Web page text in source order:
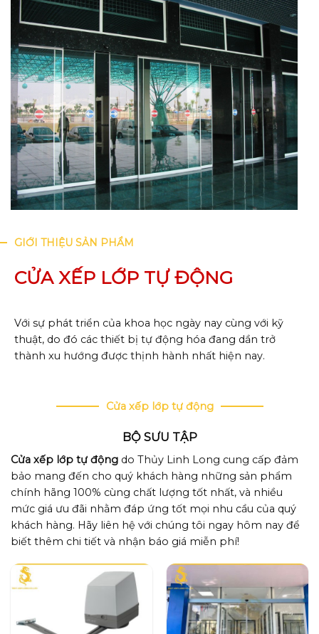
GIỚI THIỆU SẢN PHẨM
CỬA XẾP LỚP TỰ ĐỘNG
Với sự phát triển của khoa học ngày nay cùng với kỹ
thuật, do đó các thiết bị tự động hóa đang dần trở
thành xu hướng được thịnh hành nhất hiện nay.
Cửa xếp lớp tự động
BỘ SƯU TẬP
Cửa xếp lớp tự động do Thủy Linh Long cung cấp đảm
bảo mang đến cho quý khách hàng những sản phẩm
chính hãng 100% cùng chất lượng tốt nhất, và nhiều
mức giá ưu đãi nhằm đáp ứng tốt mọi nhu cầu của quý
khách hàng. Hãy liên hệ với chúng tôi ngay hôm nay để
biết thêm chi tiết và nhận báo giá miễn phí!